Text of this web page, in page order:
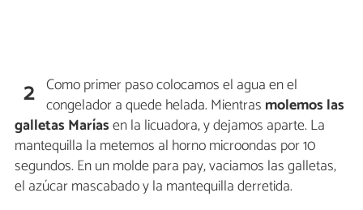
2 Como primer paso colocamos el agua en el
congelador a quede helada. Mientras molemos las
galletas Maríasen la licuadora, y dejamos aparte. La
mantequilla la metemos al horno microondas por 10
segundos. En un molde para pay, vaciamos las galletas,
el azúcar mascabado y la mantequilla derretida.